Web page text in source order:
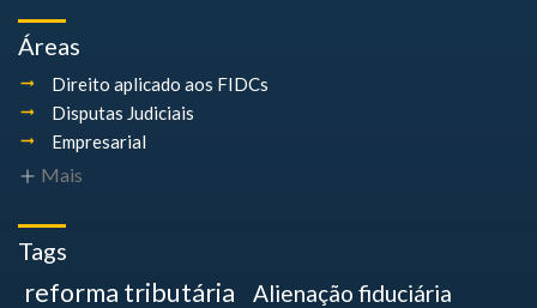
Áreas
Direito aplicado aos FIDCs
Disputas Judiciais
Empresarial
Mais
Tags
reforma tributária
Alienação fiduciária